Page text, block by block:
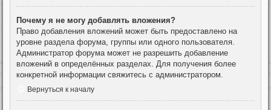
Почему я не могу добавлять вложения?
Право добавления вложений может быть предоставлено на
уровне раздела форума, группы или одного пользователя.
Администратор форума может не разрешить добавление
вложений в определённых разделах. Для получения более
конкретной информации свяжитесь с администратором.
Вернуться к началу